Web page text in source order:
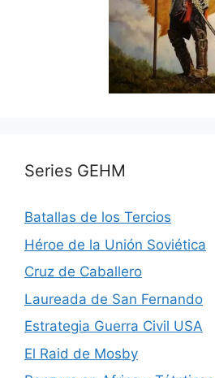
Series GEHM
Batallas de los Tercios
Héroe de la Unión Soviética
Cruz de Caballero
Laureada de San Fernando
Estrategia Guerra Civil USA
El Raid de Mosby